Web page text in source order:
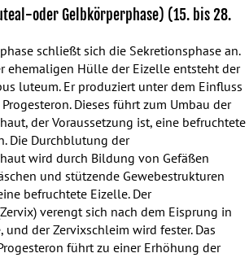
oder Gelbkörperphase) (15. bis 28.
schließt sich die Sekretionsphase an.
ehemaligen Hülle der Eizelle entsteht der
luteum. Er produziert unter dem Einfluss
Dieses führt zum Umbau der
der Voraussetzung ist, eine befruchtete
Die Durchblutung der
wird durch Bildung von Gefäßen
und stützende Gewebestrukturen
befruchtete Eizelle. Der
verengt sich nach dem Eisprung in
und der Zervixschleim wird fester. Das
führt zu einer Erhöhung der